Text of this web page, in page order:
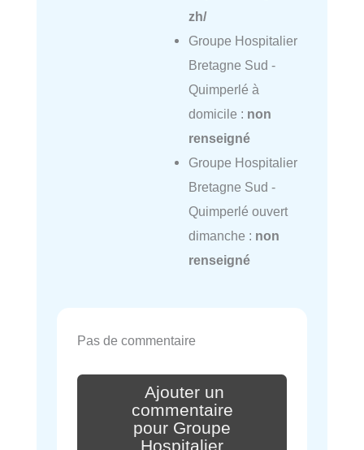
zh/
Groupe Hospitalier
Bretagne Sud -
Quimperlé à
domicile : non
renseigné
Groupe Hospitalier
Bretagne Sud -
Quimperlé ouvert
dimanche : non
renseigné
Pas de commentaire
Ajouter un
commentaire
pour Groupe
Hospitalier